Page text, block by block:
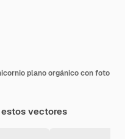
plano orgánico con foto
vectores